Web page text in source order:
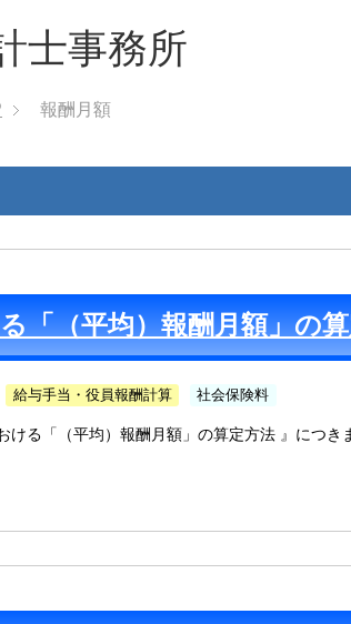
士事務所
報酬月額
「（平均）報酬月額」の
給与手当・役員報酬計算 社会保険料
ける「（平均）報酬月額」の算定方法 』につき